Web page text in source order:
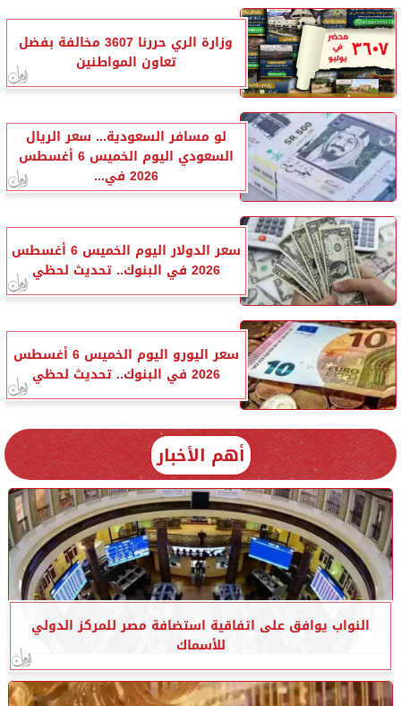
وزارة الري حررنا 3607 مخالفة بفضل
تعاون المواطنين
لو مسافر السعودية... سعر الريال
السعودي اليوم الخميس 6 أغسطس
2026 في...
سعر الدولار اليوم الخميس 6 أغسطس
2026 في البنوك.. تحديث لحظي
سعر اليورو اليوم الخميس 6 أغسطس
2026 في البنوك.. تحديث لحظي
أهم الأخبار
النواب يوافق على اتفاقية استضافة مصر للمركز الدولي
للأسماك